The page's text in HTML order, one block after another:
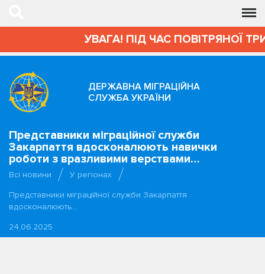
УВАГА! ПІД ЧАС ПОВІТРЯНОЇ
ДЕРЖАВНА МІГРАЦІЙНА
СЛУЖБА УКРАЇНИ
Представники міграційної служби
Закарпаття вдосконалюють навички
роботи з вразливими верствами…
Всі новини
У регіонах
Представники міграційної служби Закарпаття
вдосконалюють…
24.06.2025